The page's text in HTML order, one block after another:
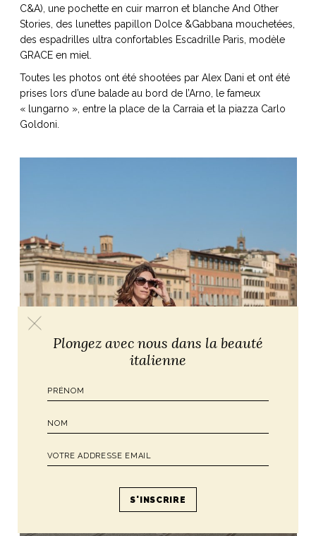
C&A), une pochette en cuir marron et blanche And Other
Stories, des lunettes papillon Dolce &Gabbana mouchetées,
des espadrilles ultra confortables Escadrille Paris, modèle
GRACE en miel.
Toutes les photos ont été shootées par Alex Dani et ont été
prises lors d’une balade au bord de l’Arno, le fameux
« lungarno », entre la place de la Carraia et la piazza Carlo
Goldoni.
Plongez avec nous dans la beauté
italienne